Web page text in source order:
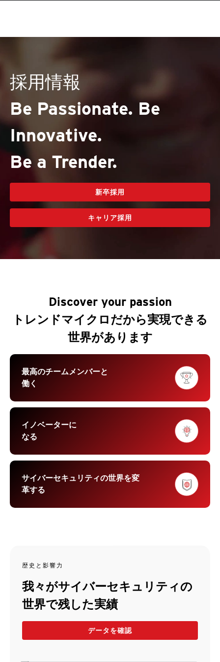
採用情報
Be Passionate. Be
Innovative.
Be a Trender.
新卒採用
キャリア採用
Discover your passion
トレンドマイクロだから実現できる
世界があります
最高のチームメンバーと
働く
イノベーターに
なる
サイバーセキュリティの世界を変
革する
歴史と影響力​
我々がサイバーセキュリティの
世界で残した実績
データを確認